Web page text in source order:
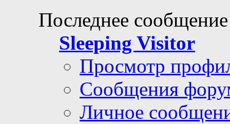
Последнее
Sleeping Visitor
Просмотр
Сообщения
Личное